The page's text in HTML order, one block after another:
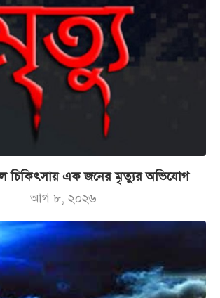
চিকিৎসায় এক জনের মৃত্যুর অভিযোগ
আগ ৮, ২০২৬